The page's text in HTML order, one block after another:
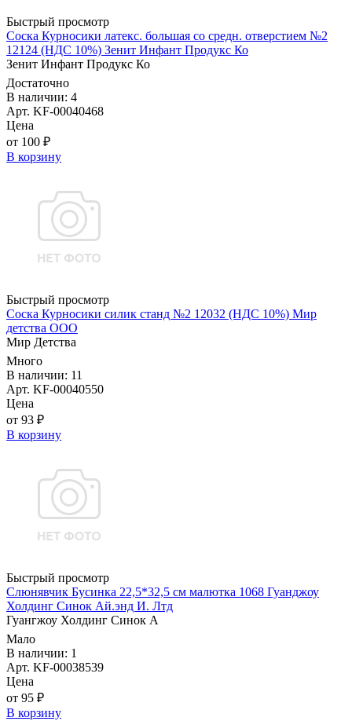
Быстрый просмотр
Соска Курносики латекс. большая со средн. отверстием №2
12124 (НДС 10%) Зенит Инфант Продукс Ко
Зенит Инфант Продукс Ко
Достаточно
В наличии: 4
Арт. KF-00040468
Цена
от 100 ₽
В корзину
Быстрый просмотр
Соска Курносики силик станд №2 12032 (НДС 10%) Мир
детства ООО
Мир Детства
Много
В наличии: 11
Арт. KF-00040550
Цена
от 93 ₽
В корзину
Быстрый просмотр
Слюнявчик Бусинка 22,5*32,5 см малютка 1068 Гуанджоу
Холдинг Синок Ай.энд И. Лтд
Гуангжоу Холдинг Синок А
Мало
В наличии: 1
Арт. KF-00038539
Цена
от 95 ₽
В корзину